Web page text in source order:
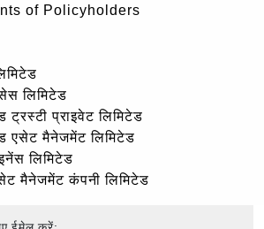
of Policyholders
लिमिटेड
प्राइवेट लिमिटेड
मैनेजमेंट लिमिटेड
लिमिटेड
मैनेजमेंट कंपनी लिमिटेड